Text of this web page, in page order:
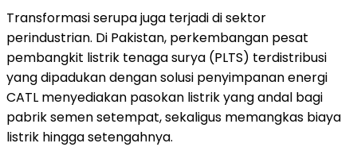
Transformasi serupa juga terjadi di sektor
perindustrian. Di Pakistan, perkembangan pesat
pembangkit listrik tenaga surya (PLTS) terdistribusi
yang dipadukan dengan solusi penyimpanan energi
CATL menyediakan pasokan listrik yang andal bagi
pabrik semen setempat, sekaligus memangkas biaya
listrik hingga setengahnya.